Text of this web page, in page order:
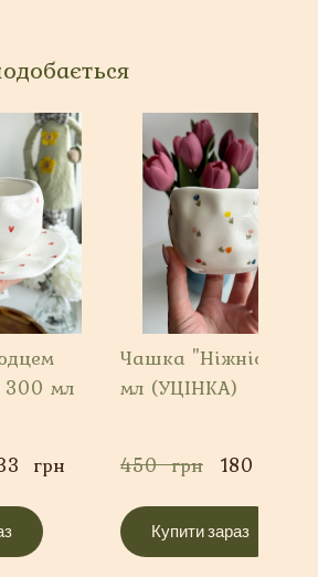
300 мл
грн
Чашка "Ніжність"
мл (УЦІНКА)
450  грн 180  грн
Купити зараз